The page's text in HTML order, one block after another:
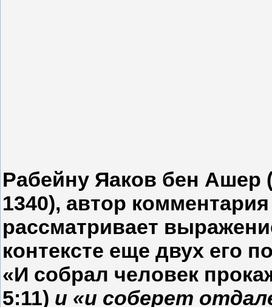
Рабейну Яаков бен Ашер
1340), автор
рассматривает
контексте еще двух его
«И собрал человек
5:11) и «и соберет